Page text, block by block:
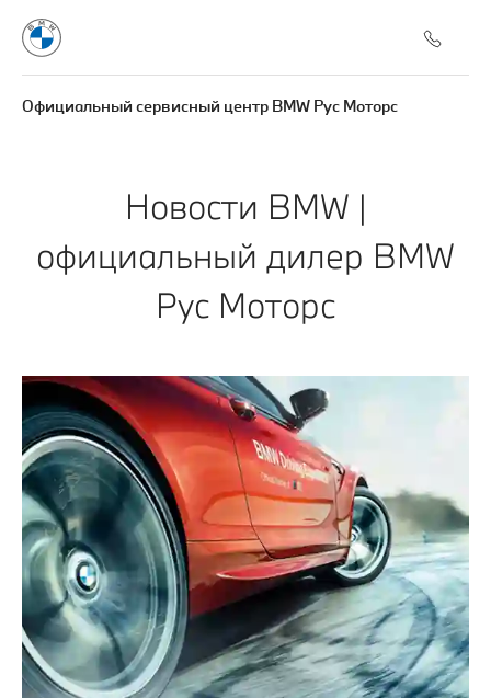
Официальный сервисный центр BMW Рус Моторс
Новости BMW |
официальный дилер BMW
Рус Моторс